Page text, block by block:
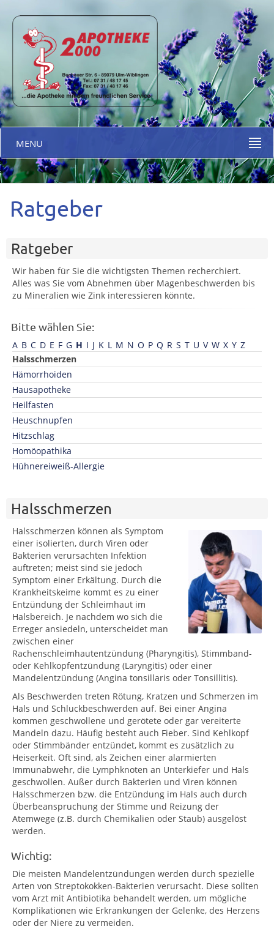
MENU
Ratgeber
Ratgeber
Wir haben für Sie die wichtigsten Themen recherchiert.
Alles was Sie vom Abnehmen über Magenbeschwerden bis
zu Mineralien wie Zink interessieren könnte.
Bitte wählen Sie:
A B C D E F G H I J K L M N O P Q R S T U V W X Y Z
Halsschmerzen
Hämorrhoiden
Hausapotheke
Heilfasten
Heuschnupfen
Hitzschlag
Homöopathika
Hühnereiweiß-Allergie
Halsschmerzen
Halsschmerzen können als Symptom
einer isolierten, durch Viren oder
Bakterien verursachten Infektion
auftreten; meist sind sie jedoch
Symptom einer Erkältung. Durch die
Krankheitskeime kommt es zu einer
Entzündung der Schleimhaut im
Halsbereich. Je nachdem wo sich die
Erreger ansiedeln, unterscheidet man
zwischen einer
Rachenschleimhautentzündung (Pharyngitis), Stimmband-
oder Kehlkopfentzündung (Laryngitis) oder einer
Mandelentzündung (Angina tonsillaris oder Tonsillitis).
Als Beschwerden treten Rötung, Kratzen und Schmerzen im
Hals und Schluckbeschwerden auf. Bei einer Angina
kommen geschwollene und gerötete oder gar vereiterte
Mandeln dazu. Häufig besteht auch Fieber. Sind Kehlkopf
oder Stimmbänder entzündet, kommt es zusätzlich zu
Heiserkeit. Oft sind, als Zeichen einer alarmierten
Immunabwehr, die Lymphknoten an Unterkiefer und Hals
geschwollen. Außer durch Bakterien und Viren können
Halsschmerzen bzw. die Entzündung im Hals auch durch
Überbeanspruchung der Stimme und Reizung der
Atemwege (z.B. durch Chemikalien oder Staub) ausgelöst
werden.
Wichtig:
Die meisten Mandelentzündungen werden durch spezielle
Arten von Streptokokken-Bakterien verursacht. Diese sollten
vom Arzt mit Antibiotika behandelt werden, um mögliche
Komplikationen wie Erkrankungen der Gelenke, des Herzens
oder der Niere zu vermeiden.